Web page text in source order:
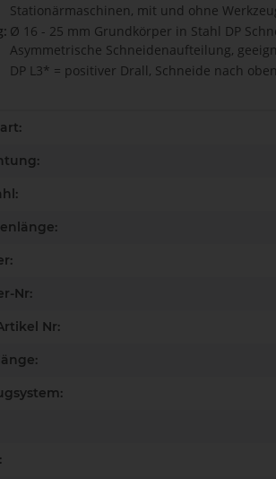
Stationärmaschinen, mit und ohne
Ø 16 - 25 mm Grundkörper in Stahl DP
Asymmetrische Schneidenaufteilung,
DP L3* = positiver Drall, Schneide nach
Nr:
Nr: